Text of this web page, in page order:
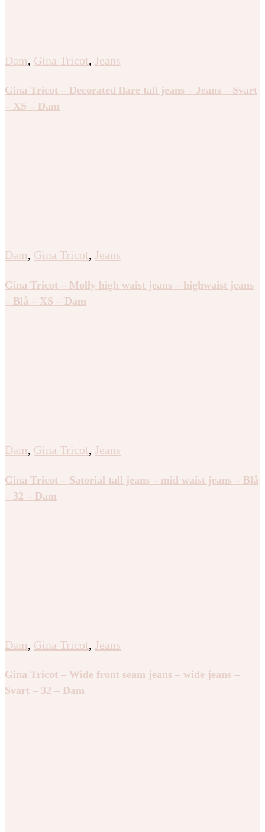
Dam, Gina Tricot, Jeans
Gina Tricot – Decorated flare tall jeans – Jeans – Svart
– XS – Dam
Dam, Gina Tricot, Jeans
Gina Tricot – Molly high waist jeans – highwaist jeans
– Blå – XS – Dam
Dam, Gina Tricot, Jeans
Gina Tricot – Satorial tall jeans – mid waist jeans – Blå
– 32 – Dam
Dam, Gina Tricot, Jeans
Gina Tricot – Wide front seam jeans – wide jeans –
Svart – 32 – Dam